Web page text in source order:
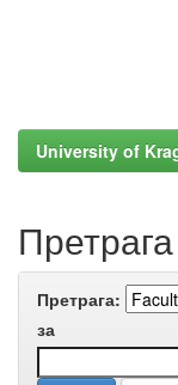
University of
Претрага
Претрага:
за